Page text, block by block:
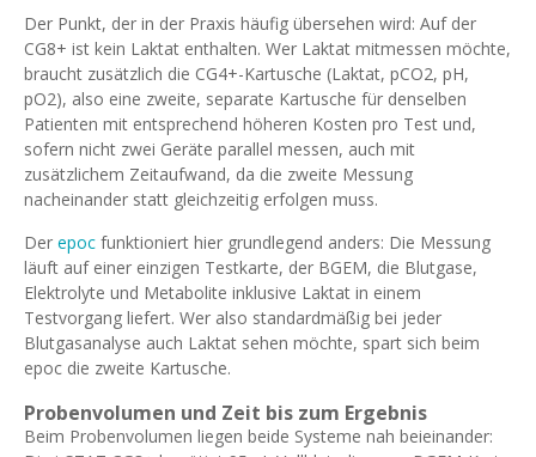
Der Punkt, der in der Praxis häufig übersehen wird: Auf der
CG8+ ist kein Laktat enthalten. Wer Laktat mitmessen möchte,
braucht zusätzlich die CG4+-Kartusche (Laktat, pCO2, pH,
pO2), also eine zweite, separate Kartusche für denselben
Patienten mit entsprechend höheren Kosten pro Test und,
sofern nicht zwei Geräte parallel messen, auch mit
zusätzlichem Zeitaufwand, da die zweite Messung
nacheinander statt gleichzeitig erfolgen muss.
Der epoc funktioniert hier grundlegend anders: Die Messung
läuft auf einer einzigen Testkarte, der BGEM, die Blutgase,
Elektrolyte und Metabolite inklusive Laktat in einem
Testvorgang liefert. Wer also standardmäßig bei jeder
Blutgasanalyse auch Laktat sehen möchte, spart sich beim
epoc die zweite Kartusche.
Probenvolumen und Zeit bis zum Ergebnis
Beim Probenvolumen liegen beide Systeme nah beieinander: